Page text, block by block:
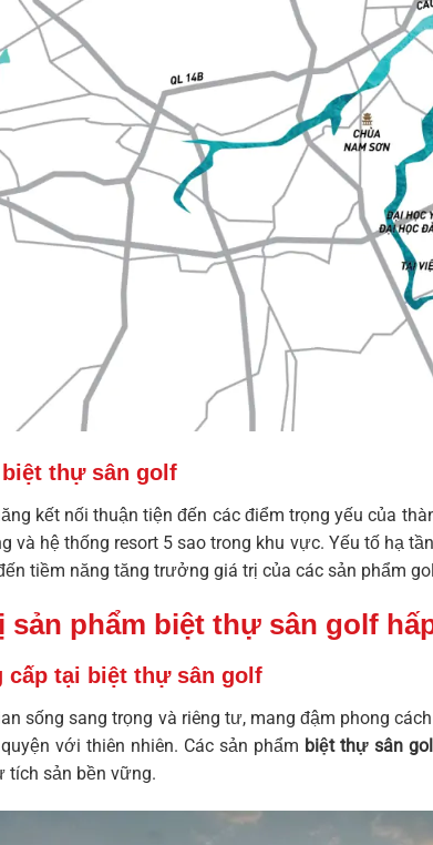
thự sân golf
kết nối thuận tiện đến các điểm trọng yếu của
và hệ thống resort 5 sao trong khu vực. Yếu tố hạ
tiềm năng tăng trưởng giá trị của các sản phẩm
sản phẩm biệt thự sân golf
cấp tại biệt thự sân golf
sống sang trọng và riêng tư, mang đậm phong
với thiên nhiên. Các sản phẩm biệt thự sân
tích sản bền vững.